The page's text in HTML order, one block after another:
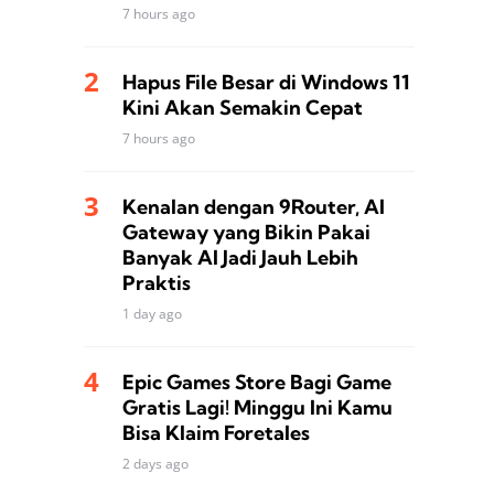
7 hours ago
Hapus File Besar di Windows 11
Kini Akan Semakin Cepat
7 hours ago
Kenalan dengan 9Router, AI
Gateway yang Bikin Pakai
Banyak AI Jadi Jauh Lebih
Praktis
1 day ago
Epic Games Store Bagi Game
Gratis Lagi! Minggu Ini Kamu
Bisa Klaim Foretales
2 days ago